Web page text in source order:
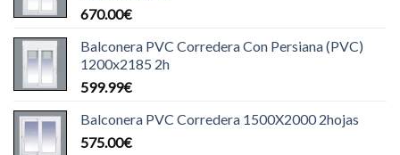
670.00€
Balconera PVC Corredera Con Persiana (PVC)
1200x2185 2h
599.99€
Balconera PVC Corredera 1500X2000 2hojas
575.00€